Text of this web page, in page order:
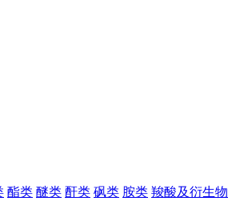
酯类 醚类 酐类 砜类 胺类 羧酸及衍生物